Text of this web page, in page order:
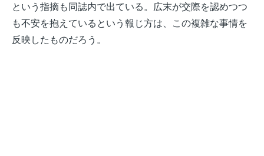
という指摘も同誌内で出ている。広末が交際を認めつつ
も不安を抱えているという報じ方は、この複雑な事情を
反映したものだろう。